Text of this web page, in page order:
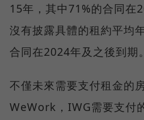
15年，其中71%的合同在
沒有披露具體的租約平均
合同在2024年及之後到期。
不僅未來需要支付租金的
WeWork，IWG需要支付